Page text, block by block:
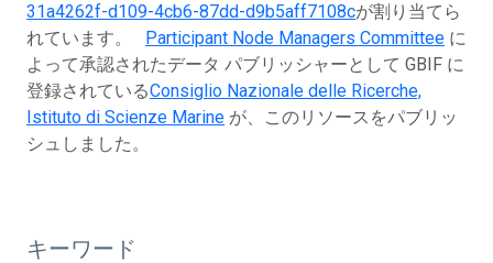
31a4262f-d109-4cb6-87dd-d9b5aff7108cが割り当てら
れています。 Participant Node Managers Committee に
よって承認されたデータ パブリッシャーとして GBIF に
登録されているConsiglio Nazionale delle Ricerche,
Istituto di Scienze Marine が、このリソースをパブリッ
シュしました。
キーワード